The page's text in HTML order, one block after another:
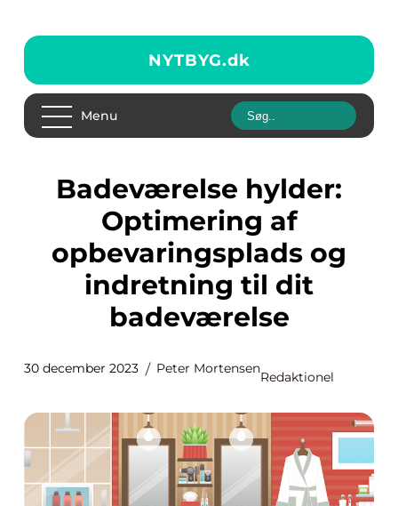
NYTBYG.dk
Menu
Badeværelse hylder:
Optimering af
opbevaringsplads og
indretning til dit
badeværelse
30 december 2023 Peter Mortensen
Redaktionel